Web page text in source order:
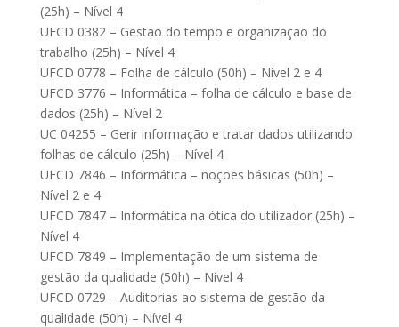
(25h) – Nível 4
UFCD 0382 – Gestão do tempo e organização do
trabalho (25h) – Nível 4
UFCD 0778 – Folha de cálculo (50h) – Nível 2 e 4
UFCD 3776 – Informática – folha de cálculo e base de
dados (25h) – Nível 2
UC 04255 – Gerir informação e tratar dados utilizando
folhas de cálculo (25h) – Nível 4
UFCD 7846 – Informática – noções básicas (50h) –
Nível 2 e 4
UFCD 7847 – Informática na ótica do utilizador (25h) –
Nível 4
UFCD 7849 – Implementação de um sistema de
gestão da qualidade (50h) – Nível 4
UFCD 0729 – Auditorias ao sistema de gestão da
qualidade (50h) – Nível 4